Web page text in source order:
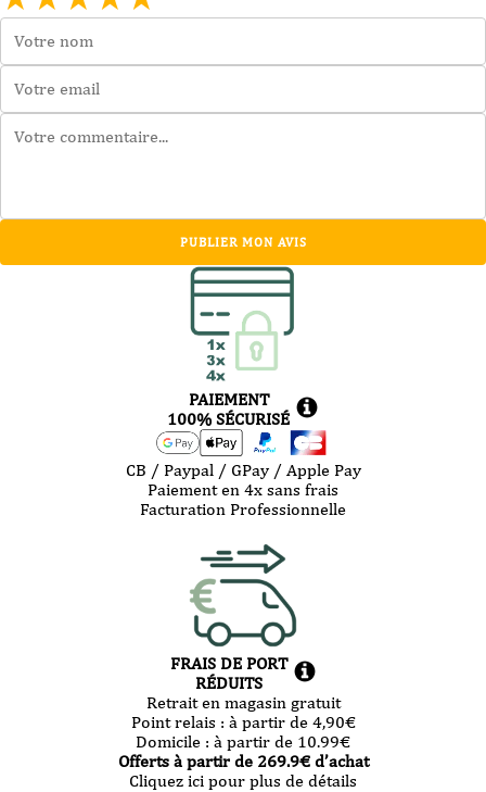
PUBLIER MON AVIS
PAIEMENT
100% SÉCURISÉ
CB / Paypal / GPay / Apple Pay
Paiement en 4x sans frais
Facturation Professionnelle
FRAIS DE PORT
RÉDUITS
Retrait en magasin gratuit
Point relais : à partir de 4,90€
Domicile : à partir de 10.99€
Offerts à partir de 269.9€ d’achat
Cliquez ici pour plus de détails